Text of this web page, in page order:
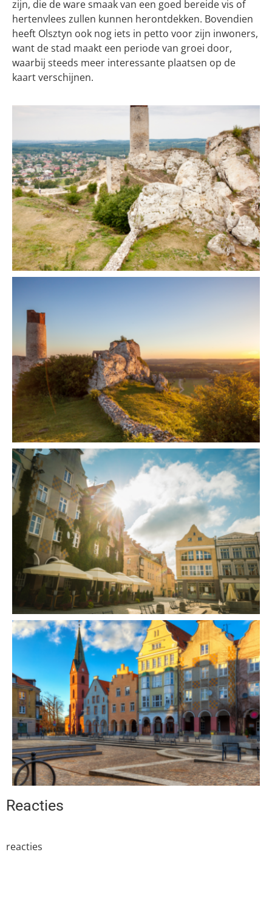
zijn, die de ware smaak van een goed bereide vis of
hertenvlees zullen kunnen herontdekken. Bovendien
heeft Olsztyn ook nog iets in petto voor zijn inwoners,
want de stad maakt een periode van groei door,
waarbij steeds meer interessante plaatsen op de
kaart verschijnen.
Reacties
reacties